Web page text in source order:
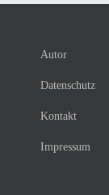
Autor
Datenschutz
Kontakt
Impressum